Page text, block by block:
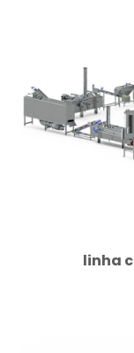
linha